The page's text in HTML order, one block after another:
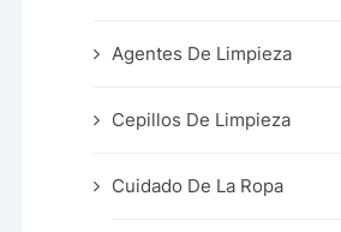
Agentes De Limpieza
Cepillos De Limpieza
Cuidado De La Ropa